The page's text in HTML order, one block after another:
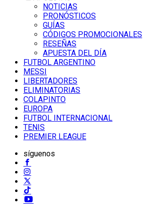
NOTICIAS
PRONÓSTICOS
GUÍAS
CÓDIGOS PROMOCIONALES
RESEÑAS
APUESTA DEL DÍA
FUTBOL ARGENTINO
MESSI
LIBERTADORES
ELIMINATORIAS
COLAPINTO
EUROPA
FUTBOL INTERNACIONAL
TENIS
PREMIER LEAGUE
síguenos